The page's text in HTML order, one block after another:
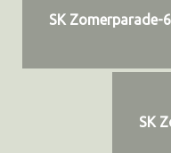
SK Zomerparade-6
SK